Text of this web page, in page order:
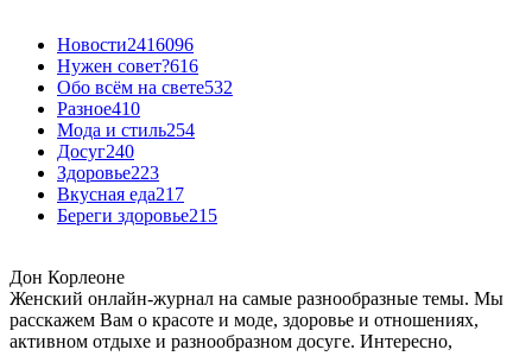
Новости2416096
Нужен совет?616
Обо всём на свете532
Разное410
Мода и стиль254
Досуг240
Здоровье223
Вкусная еда217
Береги здоровье215
Дон Корлеоне
Женский онлайн-журнал на самые разнообразные темы. Мы
расскажем Вам о красоте и моде, здоровье и отношениях,
активном отдыхе и разнообразном досуге. Интересно,